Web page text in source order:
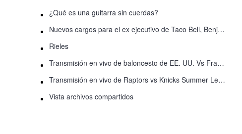
¿Qué es una guitarra sin cuerdas?
Nuevos cargos para el ex ejecutivo de Taco Bell, Benjamin Golden, en una pelea con Uber
Rieles
Transmisión en vivo de baloncesto de EE. UU. Vs Francia: Cómo ver en línea
Transmisión en vivo de Raptors vs Knicks Summer League: Cómo ver
Vista archivos compartidos